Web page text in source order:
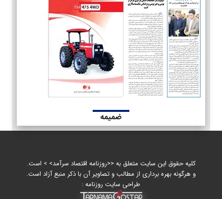
ضمیمه
کلیه حقوق این سایت متعلق به <<روزنامه اقتصاد سرآمد> > است.
و هرگونه بهره برداری از مطالب و تصاویر آن با ذکر منبع آزاد است.
طراحی سایت روزنامه :